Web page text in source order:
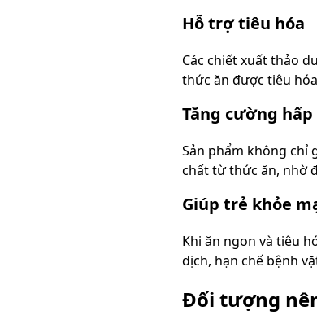
Hỗ trợ tiêu hóa
Các chiết xuất thảo
thức ăn được tiêu
Tăng cường
Sản phẩm không chỉ
chất từ thức ăn, nhờ
Giúp trẻ khỏe
Khi ăn ngon và tiêu
dịch, hạn chế bệnh
Đối tượng